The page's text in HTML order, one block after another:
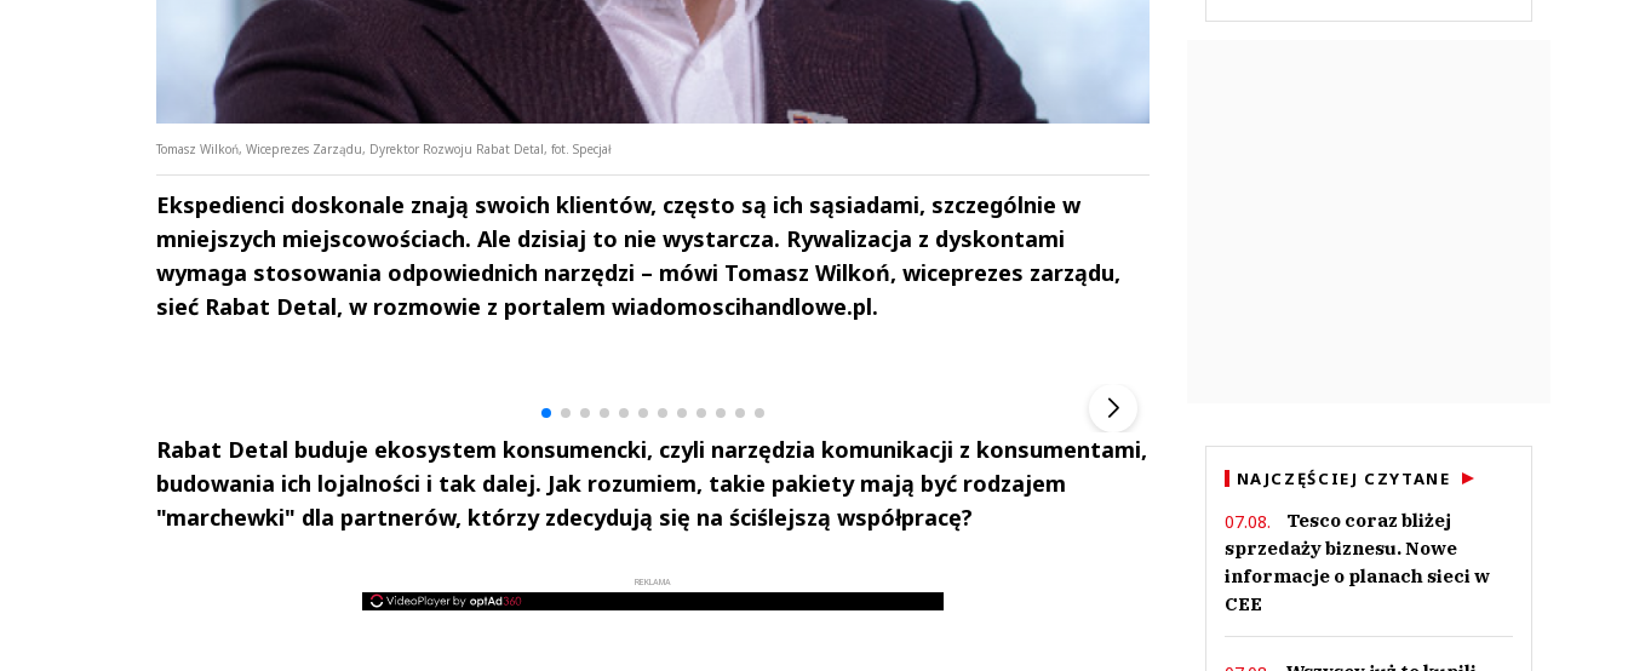
Tomasz Wilkoń, Wiceprezes Zarządu, Dyrektor Rozwoju Rabat Detal, fot. Specjał
Ekspedienci doskonale znają swoich klientów, często są ich sąsiadami, szczególnie w
mniejszych miejscowościach. Ale dzisiaj to nie wystarcza. Rywalizacja z dyskontami
wymaga stosowania odpowiednich narzędzi – mówi Tomasz Wilkoń, wiceprezes zarządu,
sieć Rabat Detal, w rozmowie z portalem wiadomoscihandlowe.pl.
Rabat Detal buduje ekosystem konsumencki, czyli narzędzia komunikacji z konsumentami,
budowania ich lojalności i tak dalej. Jak rozumiem, takie pakiety mają być rodzajem
"marchewki" dla partnerów, którzy zdecydują się na ściślejszą współpracę?
REKLAMA
NAJCZĘŚCIEJ CZYTANE
07.08.
Tesco coraz bliżej
sprzedaży biznesu. Nowe
informacje o planach sieci w
CEE